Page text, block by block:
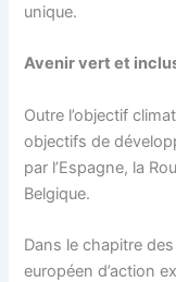
unique.
Avenir vert et
Outre l’objectif
objectifs de
par l’Espagne, la
Belgique.
Dans le chapitre
européen d’action